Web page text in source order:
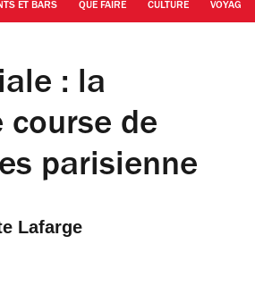
ET BARS QUE FAIRE CULTURE VOYAGE
: la
course de
parisienne
Lafarge